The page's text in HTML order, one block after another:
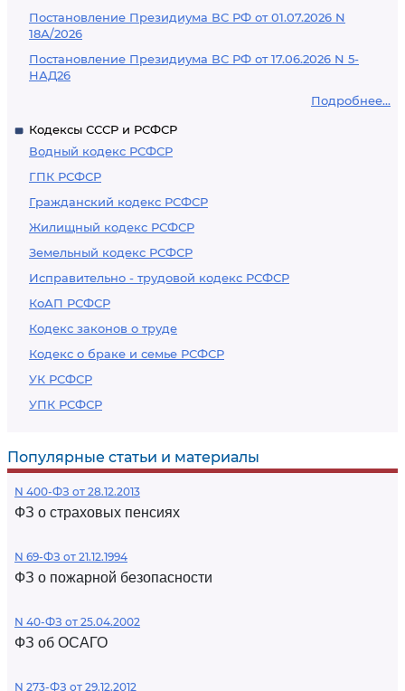
Постановление Президиума ВС РФ от 01.07.2026 N
18А/2026
Постановление Президиума ВС РФ от 17.06.2026 N 5-
НАД26
Подробнее...
Кодексы СССР и РСФСР
Водный кодекс РСФСР
ГПК РСФСР
Гражданский кодекс РСФСР
Жилищный кодекс РСФСР
Земельный кодекс РСФСР
Исправительно - трудовой кодекс РСФСР
КоАП РСФСР
Кодекс законов о труде
Кодекс о браке и семье РСФСР
УК РСФСР
УПК РСФСР
Популярные статьи и материалы
N 400-ФЗ от 28.12.2013
ФЗ о страховых пенсиях
N 69-ФЗ от 21.12.1994
ФЗ о пожарной безопасности
N 40-ФЗ от 25.04.2002
ФЗ об ОСАГО
N 273-ФЗ от 29.12.2012